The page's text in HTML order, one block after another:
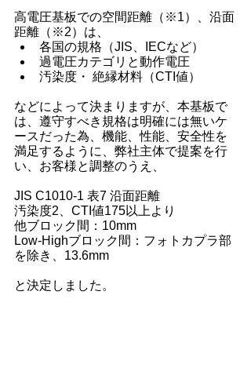
高電圧基板での空間距離（※1）、沿面
距離（※2）は、
各国の規格（JIS、IECなど）
過電圧カテゴリと動作電圧
汚染度・ 絶縁材料（CTI値）
などによって決まりますが、本基板で
は、遵守すべき規格は明確には無いケ
ースだった為、機能、性能、安全性を
満足するように、弊社主体で提案を行
い、お客様と調整のうえ、
JIS C1010-1 表7 沿面距離
汚染度2、CTI値175以上より
他ブロック間：10mm
Low-Highブロック間：フォトカプラ部
を除き、13.6mm
と決定しました。